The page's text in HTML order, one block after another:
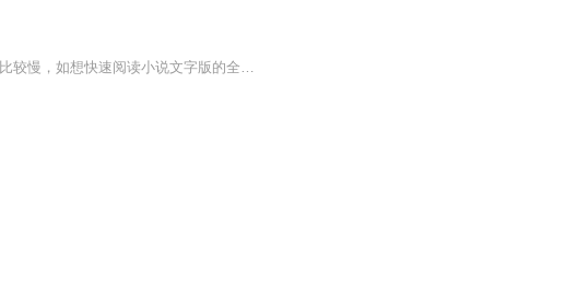
【收听须知】1、神医替嫁妻，废少宠不停乔惜霍行舟2、由于音频节目更新的比较慢，如想快速阅读小说文字版的全部章节，请在微信中搜索公/众/号【黑葡萄文学】，关注后，并在公/众/号中回复：【211】，便可快速阅读小说文字版全集。（注意：需要在公/众/号中...